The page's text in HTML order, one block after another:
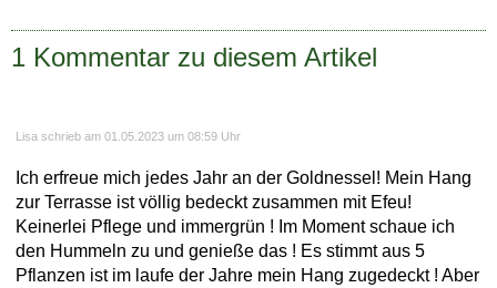
1 Kommentar zu diesem Artikel
Lisa schrieb am 01.05.2023 um 08:59 Uhr
Ich erfreue mich jedes Jahr an der Goldnessel! Mein Hang
zur Terrasse ist völlig bedeckt zusammen mit Efeu!
Keinerlei Pflege und immergrün ! Im Moment schaue ich
den Hummeln zu und genieße das ! Es stimmt aus 5
Pflanzen ist im laufe der Jahre mein Hang zugedeckt ! Aber